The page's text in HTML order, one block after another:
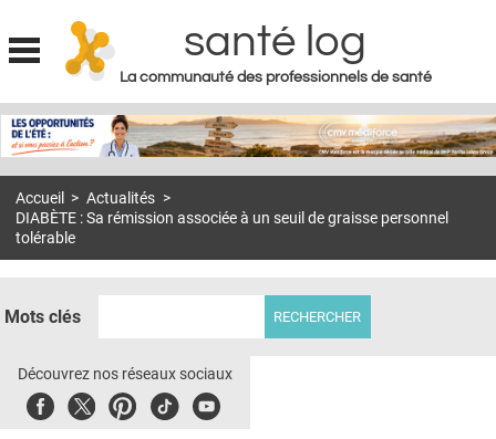
Jump to navigation
santé log
La communauté des professionnels de santé
MON COMPTE
S'ABONNER À LA REVUE SOIN À DOMICILE
E-REVUE SAD
THÉMA
Accueil > Actualités >
DIABÈTE : Sa rémission associée à un seuil de graisse personnel
tolérable
Mots clés
Découvrez nos réseaux sociaux
FacebookTwitterPinterest
TiktokYoubute